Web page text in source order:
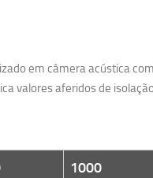
em câmera acústica
valores aferidos de
1000